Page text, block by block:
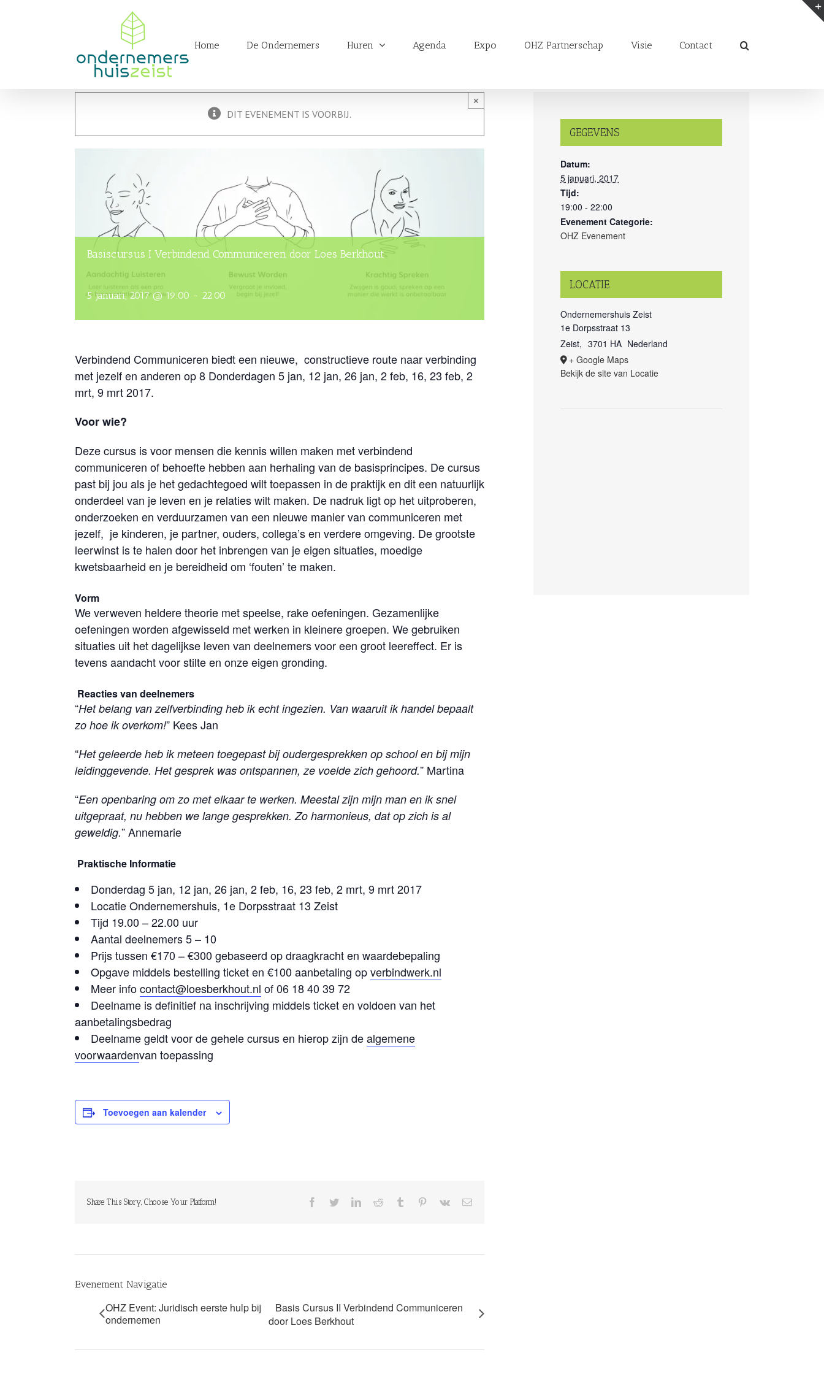
Home De Ondernemers Huren Agenda Expo OHZ Partnerschap Visie Contact
×
DIT EVENEMENT IS VOORBIJ.
Basiscursus I Verbindend Communiceren door Loes Berkhout
5 januari, 2017 @ 19:00 - 22:00
Verbindend Communiceren biedt een nieuwe, constructieve route naar verbinding
met jezelf en anderen op 8 Donderdagen 5 jan, 12 jan, 26 jan, 2 feb, 16, 23 feb, 2
mrt, 9 mrt 2017.
Voor wie?
Deze cursus is voor mensen die kennis willen maken met verbindend
communiceren of behoefte hebben aan herhaling van de basisprincipes. De cursus
past bij jou als je het gedachtegoed wilt toepassen in de praktijk en dit een natuurlijk
onderdeel van je leven en je relaties wilt maken. De nadruk ligt op het uitproberen,
onderzoeken en verduurzamen van een nieuwe manier van communiceren met
jezelf, je kinderen, je partner, ouders, collega’s en verdere omgeving. De grootste
leerwinst is te halen door het inbrengen van je eigen situaties, moedige
kwetsbaarheid en je bereidheid om ‘fouten’ te maken.
Vorm
We verweven heldere theorie met speelse, rake oefeningen. Gezamenlijke
oefeningen worden afgewisseld met werken in kleinere groepen. We gebruiken
situaties uit het dagelijkse leven van deelnemers voor een groot leereffect. Er is
tevens aandacht voor stilte en onze eigen gronding.
Reacties van deelnemers
“Hetbelang van zelfverbinding heb ik echt ingezien. Van waaruit ik handel bepaalt
zo hoe ik overkom!” Kees Jan
“Het geleerde heb ik meteen toegepast bij oudergesprekken op school en bij mijn
leidinggevende. Het gesprek was ontspannen, ze voelde zich gehoord.” Martina
“Een openbaring om zo met elkaar te werken. Meestal zijn mijn man en ik snel
uitgepraat, nu hebben we lange gesprekken. Zo harmonieus, dat op zich is al
geweldig.” Annemarie
Praktische Informatie
Donderdag 5 jan, 12 jan, 26 jan, 2 feb, 16, 23 feb, 2 mrt, 9 mrt 2017
Locatie Ondernemershuis, 1e Dorpsstraat 13 Zeist
Tijd 19.00 – 22.00 uur
Aantal deelnemers 5 – 10
Prijs tussen €170 – €300 gebaseerd op draagkracht en waardebepaling
Opgave middels bestelling ticket en €100 aanbetaling opverbindwerk.nl
Meer infocontact@loesberkhout.nl of 06 18 40 39 72
Deelname is definitief na inschrijving middels ticket en voldoen van het
aanbetalingsbedrag
Deelname geldt voor de gehele cursus en hierop zijn dealgemene
voorwaardenvan toepassing
Toevoegen aan kalender
Share This Story, Choose Your Platform! facebooktwitterlinkedinreddit tumblr pinterest
vk
E-
Evenement Navigatie
OHZ Event: Juridisch eerste hulp bij
ondernemen
Basis Cursus II Verbindend Communiceren
door Loes Berkhout
GEGEVENS
Datum:
5 januari, 2017
Tijd:
19:00 - 22:00
Evenement Categorie:
OHZ Evenement
LOCATIE
Ondernemershuis Zeist
1e Dorpsstraat 13
Zeist, 3701 HA Nederland
+ Google Maps
Bekijk de site van Locatie